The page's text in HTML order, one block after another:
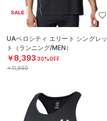
SALE
UAベロシティ エリート シングレッ
ト（ランニング/MEN）
￥8,393 30%OFF
￥11,990